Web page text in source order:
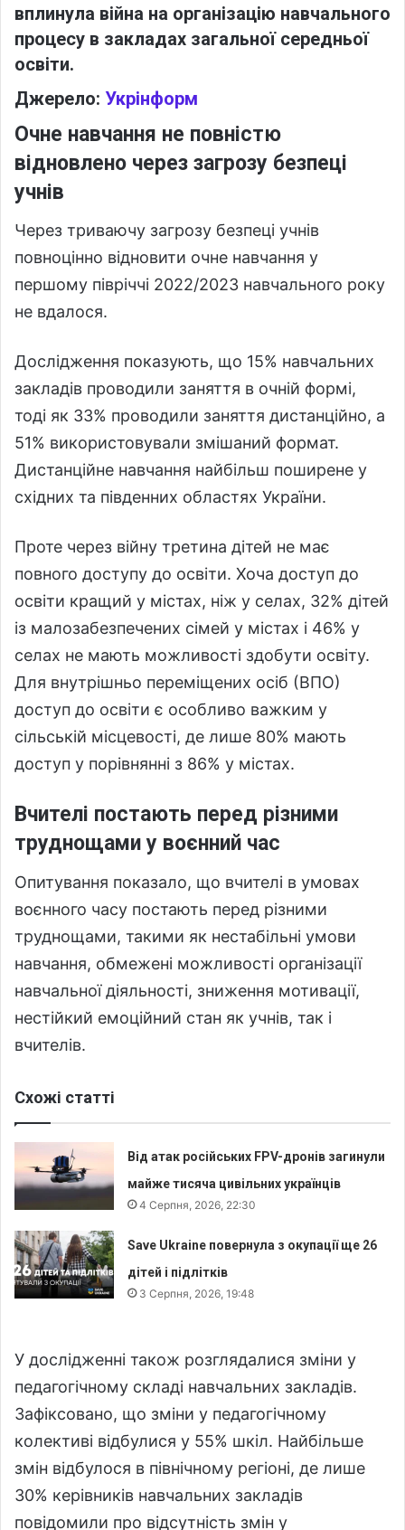
вплинула війна на організацію навчального
процесу в закладах загальної середньої
освіти.
Джерело: Укрінформ
Очне навчання не повністю
відновлено через загрозу безпеці
учнів
Через триваючу загрозу безпеці учнів
повноцінно відновити очне навчання у
першому півріччі 2022/2023 навчального року
не вдалося.
Дослідження показують, що 15% навчальних
закладів проводили заняття в очній формі,
тоді як 33% проводили заняття дистанційно, а
51% використовували змішаний формат.
Дистанційне навчання найбільш поширене у
східних та південних областях України.
Проте через війну третина дітей не має
повного доступу до освіти. Хоча доступ до
освіти кращий у містах, ніж у селах, 32% дітей
із малозабезпечених сімей у містах і 46% у
селах не мають можливості здобути освіту.
Для внутрішньо переміщених осіб (ВПО)
доступ до освіти є особливо важким у
сільській місцевості, де лише 80% мають
доступ у порівнянні з 86% у містах.
Вчителі постають перед різними
труднощами у воєнний час
Опитування показало, що вчителі в умовах
воєнного часу постають перед різними
труднощами, такими як нестабільні умови
навчання, обмежені можливості організації
навчальної діяльності, зниження мотивації,
нестійкий емоційний стан як учнів, так і
вчителів.
Схожі статті
Від атак російських FPV-дронів загинули
майже тисяча цивільних українців
4 Серпня, 2026, 22:30
Save Ukraine повернула з окупації ще 26
дітей і підлітків
3 Серпня, 2026, 19:48
У дослідженні також розглядалися зміни у
педагогічному складі навчальних закладів.
Зафіксовано, що зміни у педагогічному
колективі відбулися у 55% шкіл. Найбільше
змін відбулося в північному регіоні, де лише
30% керівників навчальних закладів
повідомили про відсутність змін у